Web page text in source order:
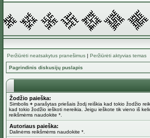
Peržiūrėti neatsakytus pranešimus | Peržiūrėti aktyvias temas
Pagrindinis diskusijų puslapis
Žodžio paieška:
Simbolis + parašytas priešais žodį reiškia kad tokio žodžio
kad tokio žodžio ieškoti nereikia. Jeigu ieškote tik vieno iš
reikšmėms naudokite *.
Autoriaus paieška:
Dalinėms reikšmėms naudokite *.